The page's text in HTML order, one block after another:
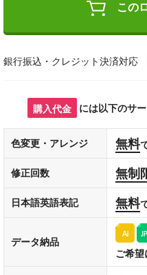
この
銀行振込・クレジット決済対応
購入代金 には以下のサ
色変更・アレンジ 無料
修正回数 無制
日本語英語表記 無料
データ納品
ご希